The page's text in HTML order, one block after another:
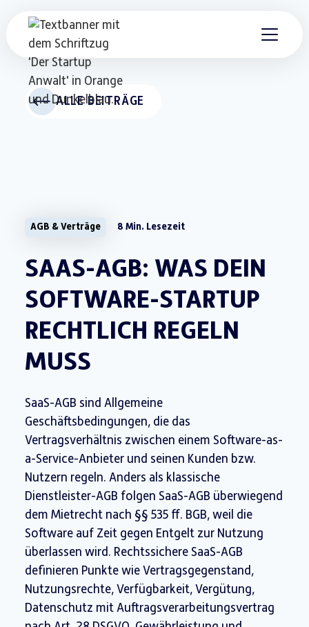
AGB & Verträge 8 Min. Lesezeit
SAAS-AGB: WAS DEIN
SOFTWARE-STARTUP
RECHTLICH REGELN
MUSS
SaaS-AGB sind Allgemeine
Geschäftsbedingungen, die das
Vertragsverhältnis zwischen einem Software-as-
a-Service-Anbieter und seinen Kunden bzw.
Nutzern regeln. Anders als klassische
Dienstleister-AGB folgen SaaS-AGB überwiegend
dem Mietrecht nach §§ 535 ff. BGB, weil die
Software auf Zeit gegen Entgelt zur Nutzung
überlassen wird. Rechtssichere SaaS-AGB
definieren Punkte wie Vertragsgegenstand,
Nutzungsrechte, Verfügbarkeit, Vergütung,
Datenschutz mit Auftragsverarbeitungsvertrag
ALLE BEITRÄGE